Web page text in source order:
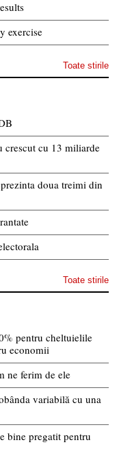
exercise
Toate stirile
crescut cu 13 miliarde
doua treimi din
Toate stirile
pentru cheltuielile
economii
ne ferim de ele
variabilă cu una
bine pregatit pentru